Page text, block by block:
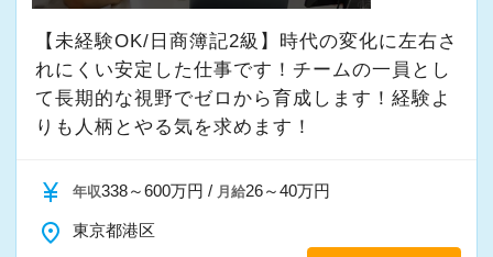
し、人生豊かで幸せになるための力となること
～
当事務所では、経営者やそこで働く社員の皆さ
まがより良い未来を実現できるよう、日々業務
に取り組んでいます。
を感じながら、安心して長く働ける事務所であ
りたいと考えています。
【未経験OK/日商簿記2級】時代の変化に左右さ
れにくい安定した仕事です！チームの一員とし
て⻑期的な視野でゼロから育成します！経験よ
りも人柄とやる気を求めます！
currency_yen 年収338～600万円 / 月給26～40万円
place 東京都港区